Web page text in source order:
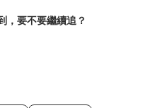
，要不要繼續追？